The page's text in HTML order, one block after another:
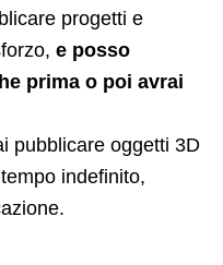
progetti e
e posso
prima o poi avrai
pubblicare oggetti 3D
indefinito,